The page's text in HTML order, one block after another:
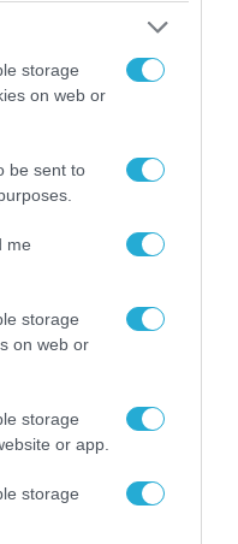
storage
on web or
be sent to
me
storage
on web or
storage
or app.
storage
να τα
που γέλασε